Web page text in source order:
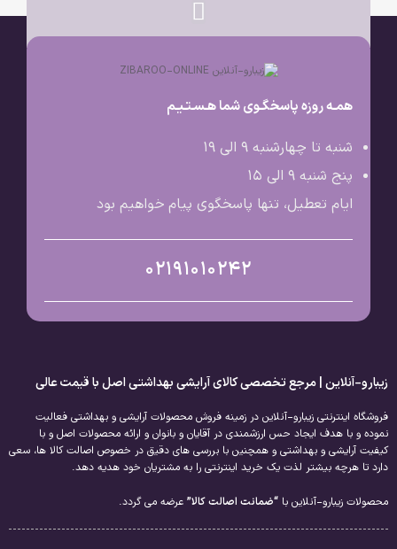
همـه روزه پاسخگـوی شما هـسـتـیـم
شنبه تا چهارشنبه 9 الی ۱۹
پنج شنبه 9 الی ۱۵
ایام تعطیل، تنها پاسخگوی پیام خواهیم بود
02191010242
زیبارو-آنلاین | مرجع تخصصی کالای آرایشی بهداشتی اصل با قیمت عالی
فروشگاه اینترنتی زیبارو-آنلاین در زمینه فروش محصولات آرایشی و بهداشتی فعالیت
نموده و با هدف ایجاد حس ارزشمندی در آقایان و بانوان و ارائه محصولات اصل و با
کیفیت آرایشی و بهداشتی و همچنین با بررسی های دقیق در خصوص اصالت کالا ها، سعی
دارد تا هرچه بیشتر لذت یک خرید اینترنتی را به مشتریان خود هدیه دهد.
محصولات زیبارو-آنلاین با “ضمانت اصالت کالا” عرضه می گردد.